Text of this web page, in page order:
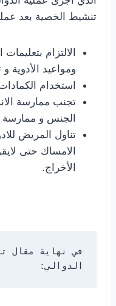
تنشيط الخصية بعد
الالتزام
ومواعيد الأدوية
استخدام
تجنب ممارسة
الجنس و ممارسة
تناول المريض
الامساك حتى
الأخراج.
الدوالي: